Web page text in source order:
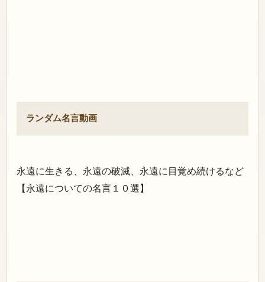
ランダム名言動画
永遠に生きる、永遠の破滅、永遠に目覚め続けるなど
【永遠についての名言１０選】